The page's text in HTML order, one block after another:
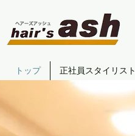
トップ 正社員スタイリスト